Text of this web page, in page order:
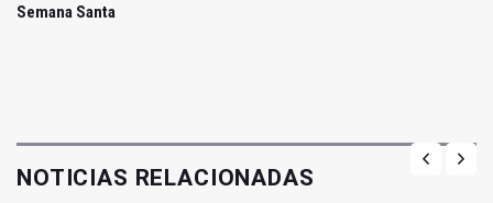
Semana Santa
NOTICIAS RELACIONADAS